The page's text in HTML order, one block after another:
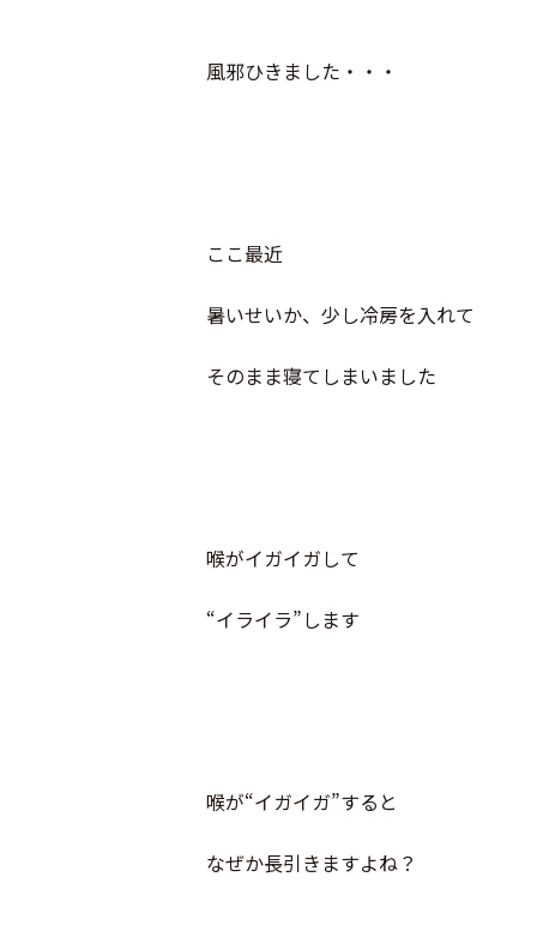
風邪ひきました・・・
ここ最近
暑いせいか、少し冷房を入れて
そのまま寝てしまいました
喉がイガイガして
“イライラ”します
喉が“イガイガ”すると
なぜか長引きますよね？